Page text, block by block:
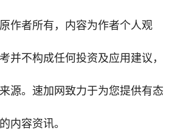
作者所有，内容为作者个人观
并不构成任何投资及应用建议，
源。速加网致力于为您提供有态
内容资讯。